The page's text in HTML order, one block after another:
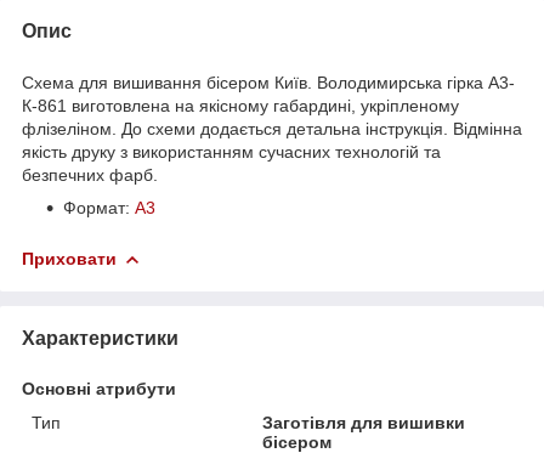
Опис
Схема для вишивання бісером Київ. Володимирська гірка А3-
К-861 виготовлена на якісному габардині, укріпленому
флізеліном. До схеми додається детальна інструкція. Відмінна
якість друку з використанням сучасних технологій та
безпечних фарб.
Формат: A3
Приховати
Характеристики
Основні атрибути
Тип
Заготівля для вишивки
бісером